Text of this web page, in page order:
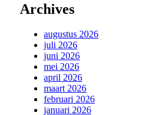
Archives
augustus 2026
juli 2026
juni 2026
mei 2026
april 2026
maart 2026
februari 2026
januari 2026